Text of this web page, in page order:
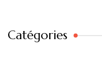
Catégories